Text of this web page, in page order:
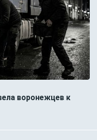
воронежцев к